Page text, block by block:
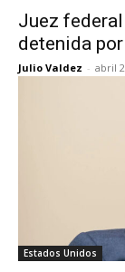
Juez
detenida
Julio Valdez - abril
Estados Unidos